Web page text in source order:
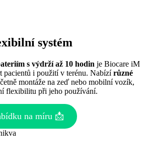
systém
s výdrží až 10 hodin je Biocare iM
pacientů i použití v terénu. Nabízírůzné
montáže na zeď nebo mobilní vozík,
flexibilitu při jeho používání.
na míru 📩